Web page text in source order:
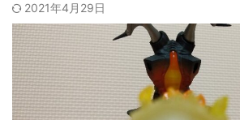
2021年4月29日